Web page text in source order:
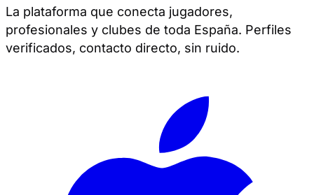
La plataforma que conecta jugadores,
profesionales y clubes de toda España. Perfiles
verificados, contacto directo, sin ruido.